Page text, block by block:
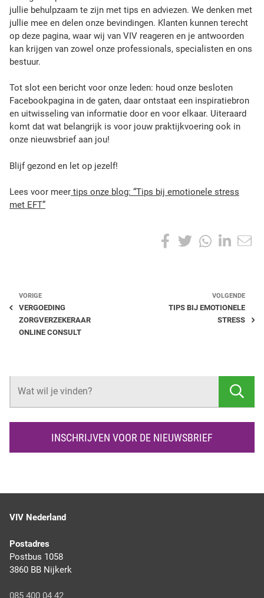
jullie behulpzaam te zijn met tips en adviezen. We denken met
jullie mee en delen onze bevindingen. Klanten kunnen terecht
op deze pagina, waar wij van VIV reageren en je antwoorden
kan krijgen van zowel onze professionals, specialisten en ons
bestuur.
Tot slot een bericht voor onze leden: houd onze besloten
Facebookpagina in de gaten, daar ontstaat een inspiratiebron
en uitwisseling van informatie door en voor elkaar. Uiteraard
komt dat wat belangrijk is voor jouw praktijkvoering ook in
onze nieuwsbrief aan jou!
Blijf gezond en let op jezelf!
Lees voor meer tips onze blog: “Tips bij emotionele stress
met EFT”
s
F
e
T
t
W
t
p
L
k
I
n
VORIGE
VERGOEDING
ZORGVERZEKERAAR
ONLINE CONSULT
VOLGENDE
TIPS BIJ EMOTIONELE
STRESS
O
E
E
INSCHRIJVEN VOOR DE NIEUWSBRIEF
VIV Nederland
Postadres
Postbus 1058
3860 BB Nijkerk
085 400 04 42